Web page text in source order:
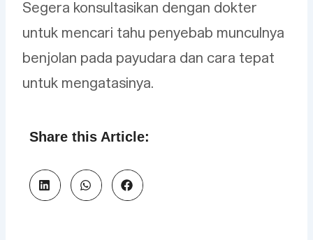
Segera konsultasikan dengan dokter
untuk mencari tahu penyebab munculnya
benjolan pada payudara dan cara tepat
untuk mengatasinya.
Share this Article: